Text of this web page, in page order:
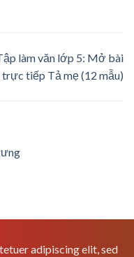
làm văn lớp 5: Mở bài
trực tiếp Tả mẹ (12 mẫu)
adipiscing elit, sed